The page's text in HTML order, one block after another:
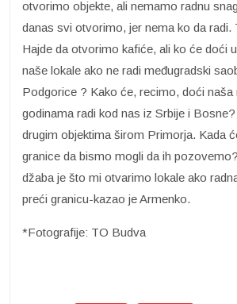
otvorimo objekte, ali nemamo radnu
danas svi otvorimo, jer nema ko da radi.
Hajde da otvorimo kafiće, ali ko će doći
naše lokale ako ne radi međugradski
Podgorice ? Kako će, recimo, doći naša
godinama radi kod nas iz Srbije i Bosne?
drugim objektima širom Primorja. Kada
granice da bismo mogli da ih
džaba je što mi otvarimo lokale ako
preći granicu-kazao je Armenko.
*Fotografije: TO Budva